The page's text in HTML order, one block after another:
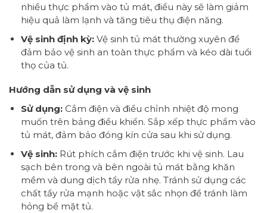
nhiều thực phẩm vào tủ mát, điều này sẽ làm giảm
hiệu quả làm lạnh và tăng tiêu thụ điện năng.
Vệ sinh định kỳ:Vệ sinh tủ mát thường xuyên để
đảm bảo vệ sinh an toàn thực phẩm và kéo dài tuổi
thọ của tủ.
Hướng dẫn sử dụng và vệ sinh
Sử dụng:Cắm điện và điều chỉnh nhiệt độ mong
muốn trên bảng điều khiển. Sắp xếp thực phẩm vào
tủ mát, đảm bảo đóng kín cửa sau khi sử dụng.
Vệ sinh:Rút phích cắm điện trước khi vệ sinh. Lau
sạch bên trong và bên ngoài tủ mát bằng khăn
mềm và dung dịch tẩy rửa nhẹ. Tránh sử dụng các
chất tẩy rửa mạnh hoặc vật sắc nhọn để tránh làm
hỏng bề mặt tủ.